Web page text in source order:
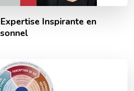
Inspirante en